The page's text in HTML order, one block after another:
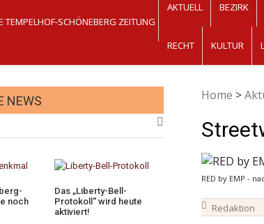
AKTUELL BEZIRK
RECHT KULTUR
Home >
RED by EMP -
Redaktion
NEWS
noch
Das „Liberty-Bell-
Protokoll“ wird heute
aktiviert!